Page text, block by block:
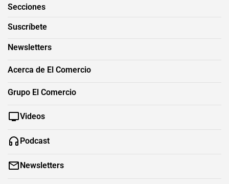
Secciones
Suscríbete
Newsletters
Acerca de El Comercio
Grupo El Comercio
Videos
Podcast
Newsletters